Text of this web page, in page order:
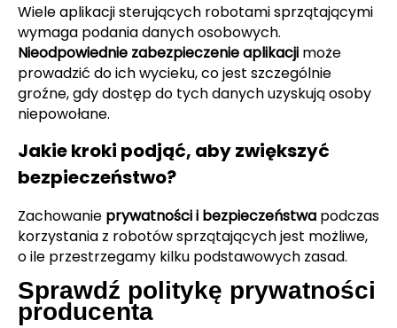
Wiele aplikacji sterujących robotami sprzątającymi
wymaga podania danych osobowych.
Nieodpowiednie zabezpieczenie aplikacji może
prowadzić do ich wycieku, co jest szczególnie
groźne, gdy dostęp do tych danych uzyskują osoby
niepowołane.
Jakie kroki podjąć, aby zwiększyć
bezpieczeństwo?
Zachowanie prywatności i bezpieczeństwa podczas
korzystania z robotów sprzątających jest możliwe,
o ile przestrzegamy kilku podstawowych zasad.
Sprawdź politykę prywatności
producenta